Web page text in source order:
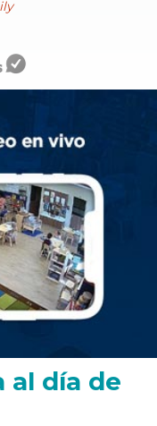
al día de